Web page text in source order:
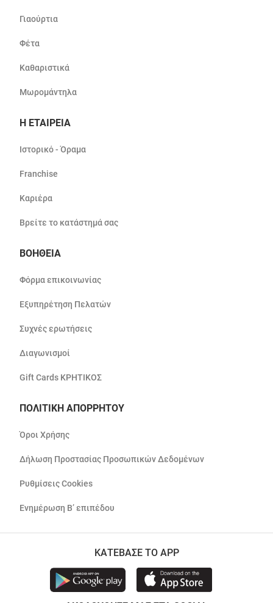
Γιαούρτια
Φέτα
Καθαριστικά
Μωρομάντηλα
Η ΕΤΑΙΡΕΙΑ
Ιστορικό - Όραμα
Franchise
Καριέρα
Βρείτε το κατάστημά σας
ΒΟΗΘΕΙΑ
Φόρμα επικοινωνίας
Εξυπηρέτηση Πελατών
Συχνές ερωτήσεις
Διαγωνισμοί
Gift Cards ΚΡΗΤΙΚΟΣ
ΠΟΛΙΤΙΚΗ ΑΠΟΡΡΗΤΟΥ
Όροι Χρήσης
Δήλωση Προστασίας Προσωπικών Δεδομένων
Ρυθμίσεις Cookies
Ενημέρωση Β’ επιπέδου
ΚΑΤΕΒΑΣΕ ΤΟ APP